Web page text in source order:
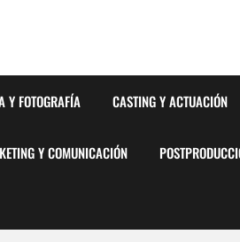
Y FOTOGRAFÍA CASTING Y ACTUACIÓN
Y COMUNICACIÓN